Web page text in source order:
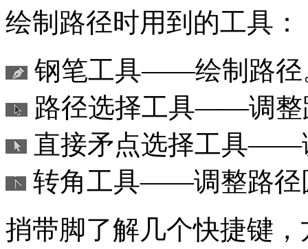
绘制路径时用到的工具：
钢笔工具——绘制路径
路径选择工具——调整
直接矛点选择工具——
转角工具——调整路径
捎带脚了解几个快捷键